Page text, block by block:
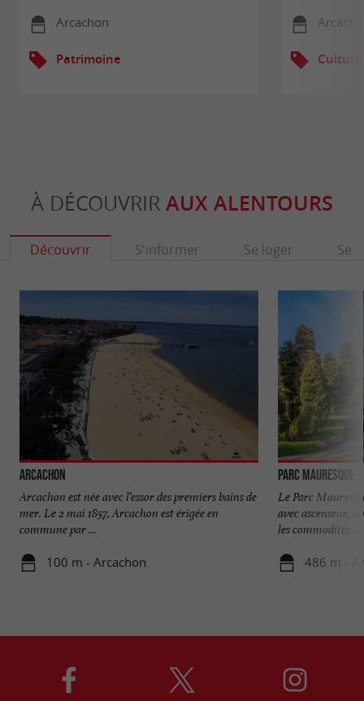
Arcachon
Patrimoine Culture
À DÉCOUVRIR AUX ALENTOURS
Découvrir S'informer Se loger Se
Arcachon
Arcachon est née avec l’essor des premiers bains de
mer. Le 2 mai 1857, Arcachon est érigée en
commune par ...
100 m - Arcachon
Parc Mauresque
Le Parc
avec ascenseur,
les commodités ...
486 m -